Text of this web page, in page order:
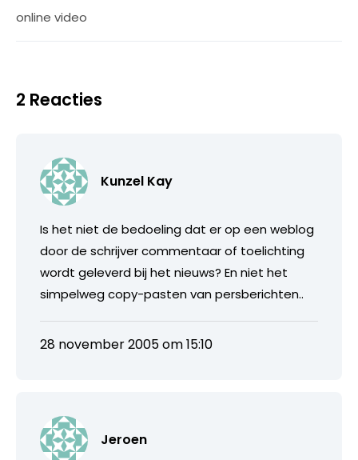
online video
2 Reacties
Kunzel Kay
Is het niet de bedoeling dat er op een weblog
door de schrijver commentaar of toelichting
wordt geleverd bij het nieuws? En niet het
simpelweg copy-pasten van persberichten..
28 november 2005 om 15:10
Jeroen